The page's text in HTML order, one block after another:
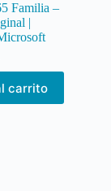
Familia –
|
carrito